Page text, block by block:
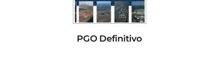
PGO Definitivo